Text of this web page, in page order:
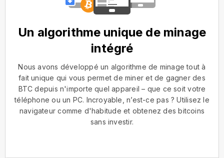
Un algorithme unique de minage
intégré
Nous avons développé un algorithme de minage tout à
fait unique qui vous permet de miner et de gagner des
BTC depuis n'importe quel appareil – que ce soit votre
téléphone ou un PC. Incroyable, n’est-ce pas ? Utilisez le
navigateur comme d'habitude et obtenez des bitcoins
sans investir.